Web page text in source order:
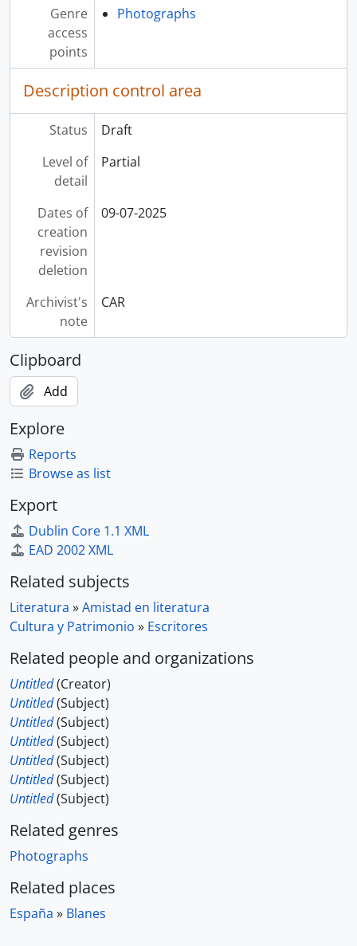
Genre
access
points
Photographs
Description control area
Status
Draft
Level of
detail
Partial
Dates of
creation
revision
deletion
09-07-2025
Archivist's
note
CAR
Clipboard
Add
Explore
Reports
Browse as list
Export
Dublin Core 1.1 XML
EAD 2002 XML
Related subjects
Literatura »Amistad en literatura
Cultura y Patrimonio » Escritores
Related people and organizations
Untitled(Creator)
Untitled(Subject)
Untitled(Subject)
Untitled(Subject)
Untitled(Subject)
Untitled(Subject)
Untitled(Subject)
Related genres
Photographs
Related places
España » Blanes